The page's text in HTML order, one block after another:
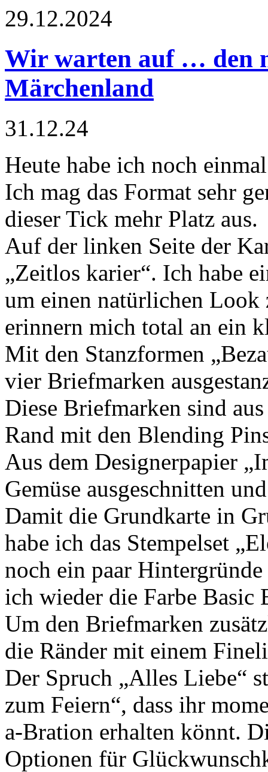
29.12.2024
Wir warten auf … den
Märchenland
31.12.24
Heute habe ich noch
Ich mag das Format sehr
dieser Tick mehr Platz aus.
Auf der linken Seite der
„Zeitlos karier“. Ich habe
um einen natürlichen Look
erinnern mich total an ein
Mit den Stanzformen
vier Briefmarken
Diese Briefmarken sind
Rand mit den Blending
Aus dem Designerpapier
Gemüse ausgeschnitten
Damit die Grundkarte in
habe ich das Stempelset
noch ein paar
ich wieder die Farbe Basic
Um den Briefmarken
die Ränder mit einem
Der Spruch „Alles Liebe“
zum Feiern“, dass ihr
a-Bration erhalten könnt.
Optionen für